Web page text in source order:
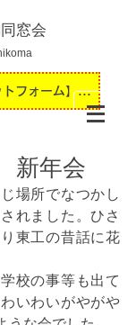
窓会
【アルムナイプラットフォーム】運用開始のお知らせ
新年会
場所でなつかし
れました。ひさ
東工の昔話に花
校の事等も出て
いわいがやがや